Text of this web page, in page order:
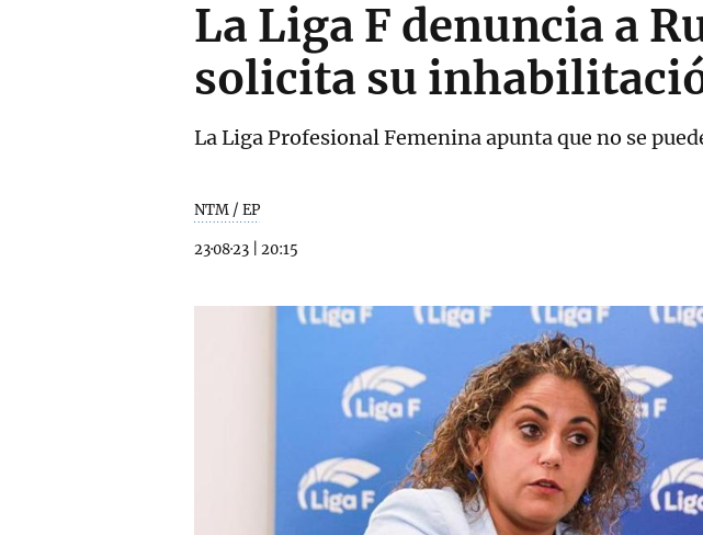
La Liga F denuncia a
solicita su
La Liga Profesional Femenina apunta que no se
NTM / EP
23·08·23 20:15